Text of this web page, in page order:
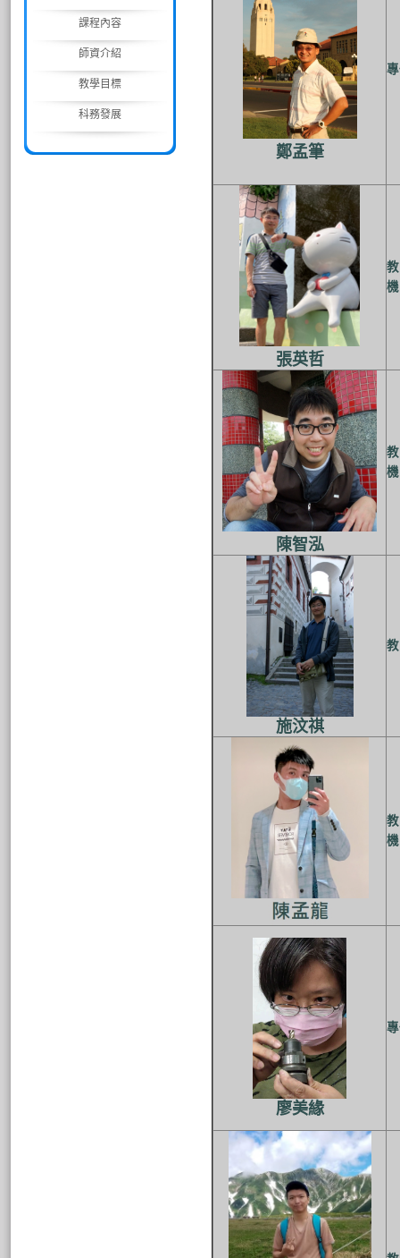
課程內容
師資介紹
教學目標
科務發展
鄭孟筆
張英哲
陳智泓
施汶祺
廖美緣